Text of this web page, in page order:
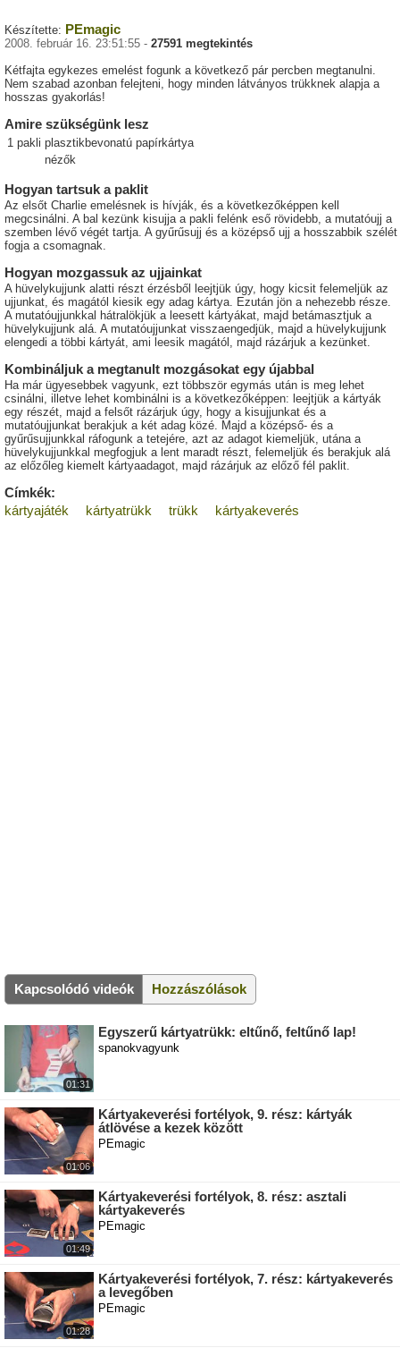
Készítette: PEmagic
2008. február 16. 23:51:55 - 27591 megtekintés
Kétfajta egykezes emelést fogunk a következő pár percben megtanulni.
Nem szabad azonban felejteni, hogy minden látványos trükknek alapja a
hosszas gyakorlás!
Amire szükségünk lesz
1 pakli plasztikbevonatú papírkártya
nézők
Hogyan tartsuk a paklit
Az elsőt Charlie emelésnek is hívják, és a következőképpen kell
megcsinálni. A bal kezünk kisujja a pakli felénk eső rövidebb, a mutatóujj a
szemben lévő végét tartja. A gyűrűsujj és a középső ujj a hosszabbik szélét
fogja a csomagnak.
Hogyan mozgassuk az ujjainkat
A hüvelykujjunk alatti részt érzésből leejtjük úgy, hogy kicsit felemeljük az
ujjunkat, és magától kiesik egy adag kártya. Ezután jön a nehezebb része.
A mutatóujjunkkal hátralökjük a leesett kártyákat, majd betámasztjuk a
hüvelykujjunk alá. A mutatóujjunkat visszaengedjük, majd a hüvelykujjunk
elengedi a többi kártyát, ami leesik magától, majd rázárjuk a kezünket.
Kombináljuk a megtanult mozgásokat egy újabbal
Ha már ügyesebbek vagyunk, ezt többször egymás után is meg lehet
csinálni, illetve lehet kombinálni is a következőképpen: leejtjük a kártyák
egy részét, majd a felsőt rázárjuk úgy, hogy a kisujjunkat és a
mutatóujjunkat berakjuk a két adag közé. Majd a középső- és a
gyűrűsujjunkkal ráfogunk a tetejére, azt az adagot kiemeljük, utána a
hüvelykujjunkkal megfogjuk a lent maradt részt, felemeljük és berakjuk alá
az előzőleg kiemelt kártyaadagot, majd rázárjuk az előző fél paklit.
Címkék:
kártyajáték
kártyatrükk trükk kártyakeverés
Kapcsolódó videók Hozzászólások
01:31
Egyszerű kártyatrükk: eltűnő, feltűnő lap!
spanokvagyunk
01:06
Kártyakeverési fortélyok, 9. rész: kártyák
átlövése a kezek között
PEmagic
01:49
Kártyakeverési fortélyok, 8. rész: asztali
kártyakeverés
PEmagic
01:28
Kártyakeverési fortélyok, 7. rész: kártyakeverés
a levegőben
PEmagic